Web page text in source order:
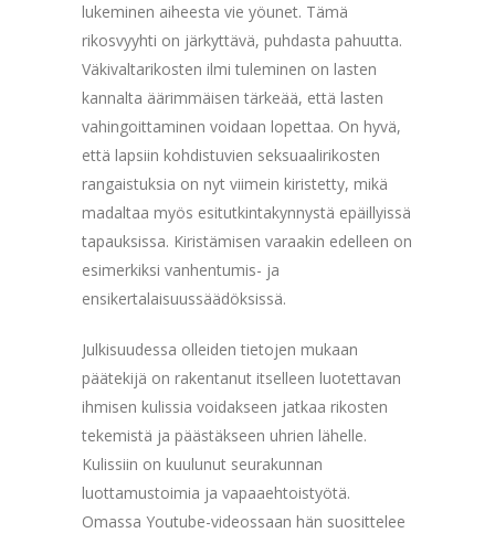
lukeminen aiheesta vie yöunet. Tämä
rikosvyyhti on järkyttävä, puhdasta pahuutta.
Väkivaltarikosten ilmi tuleminen on lasten
kannalta äärimmäisen tärkeää, että lasten
vahingoittaminen voidaan lopettaa. On hyvä,
että lapsiin kohdistuvien seksuaalirikosten
rangaistuksia on nyt viimein kiristetty, mikä
madaltaa myös esitutkintakynnystä epäillyissä
tapauksissa. Kiristämisen varaakin edelleen on
esimerkiksi vanhentumis- ja
ensikertalaisuussäädöksissä.
Julkisuudessa olleiden tietojen mukaan
päätekijä on rakentanut itselleen luotettavan
ihmisen kulissia voidakseen jatkaa rikosten
tekemistä ja päästäkseen uhrien lähelle.
Kulissiin on kuulunut seurakunnan
luottamustoimia ja vapaaehtoistyötä.
Omassa Youtube-videossaan hän suosittelee